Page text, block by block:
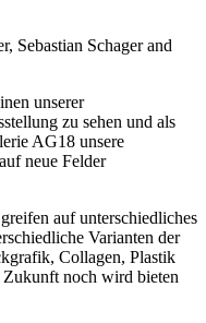
Sebastian Schager and
unserer
zu sehen und als
AG18 unsere
neue Felder
auf unterschiedliches
Varianten der
Collagen, Plastik
noch wird bieten